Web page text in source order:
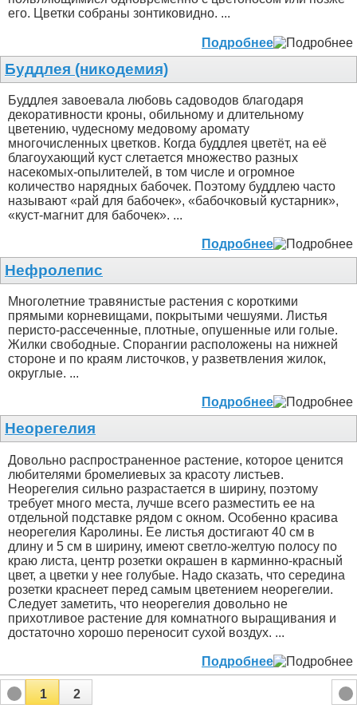
его. Цветки собраны зонтиковидно. ...
Подробнее
Буддлея (никодемия)
Буддлея завоевала любовь садоводов благодаря
декоративности кроны, обильному и длительному
цветению, чудесному медовому аромату
многочисленных цветков. Когда буддлея цветёт, на её
благоухающий куст слетается множество разных
насекомых-опылителей, в том числе и огромное
количество нарядных бабочек. Поэтому буддлею часто
называют «рай для бабочек», «бабочковый кустарник»,
«куст-магнит для бабочек». ...
Подробнее
Нефролепис
Многолетние травянистые растения с короткими
прямыми корневищами, покрытыми чешуями. Листья
перисто-рассеченные, плотные, опушенные или голые.
Жилки свободные. Спорангии расположены на нижней
стороне и по краям листочков, у разветвления жилок,
округлые. ...
Подробнее
Неорегелия
Довольно распространенное растение, которое ценится
любителями бромелиевых за красоту листьев.
Неорегелия сильно разрастается в ширину, поэтому
требует много места, лучше всего разместить ее на
отдельной подставке рядом с окном. Особенно красива
неорегелия Каролины. Ее листья достигают 40 см в
длину и 5 см в ширину, имеют светло-желтую полосу по
краю листа, центр розетки окрашен в карминно-красный
цвет, а цветки у нее голубые. Надо сказать, что середина
розетки краснеет перед самым цветением неорегелии.
Следует заметить, что неорегелия довольно не
прихотливое растение для комнатного выращивания и
достаточно хорошо переносит сухой воздух. ...
Подробнее
1 2